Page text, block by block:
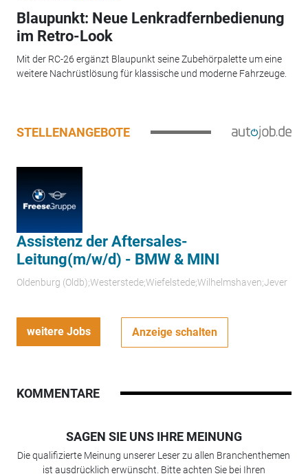
Blaupunkt: Neue Lenkradfernbedienung
im Retro-Look
Mit der RC-26 ergänzt Blaupunkt seine Zubehörpalette um eine
weitere Nachrüstlösung für klassische und moderne Fahrzeuge.
STELLENANGEBOTE
Assistenz der Aftersales-
Leitung(m/w/d) - BMW & MINI
Oldenburg (Oldb);Westerstede;Wiefelstede;Wilhelmshaven;Jever
weitere Jobs Anzeige schalten
KOMMENTARE
SAGEN SIE UNS IHRE MEINUNG
Die qualifizierte Meinung unserer Leser zu allen Branchenthemen
ist ausdrücklich erwünscht. Bitte achten Sie bei Ihren